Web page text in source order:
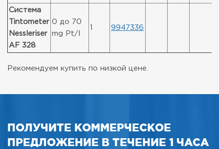
Система
Tintometer
Nessleriser
AF 328
0 до 70
mg Pt/l
9947336
Рекомендуем купить по низкой цене.
ПОЛУЧИТЕ КОММЕРЧЕСКОЕ
ПРЕДЛОЖЕНИЕ В ТЕЧЕНИЕ 1 ЧАСА